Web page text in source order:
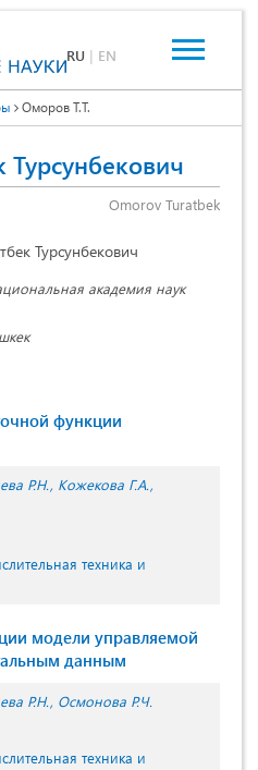
RU | EN
Оморов Т.Т.
Omorov Turatbek
академия наук
функции
Р.Н. Кожекова Г.А.
техника и
модели управляемой
данным
Р.Н. Осмонова Р.Ч.
техника и